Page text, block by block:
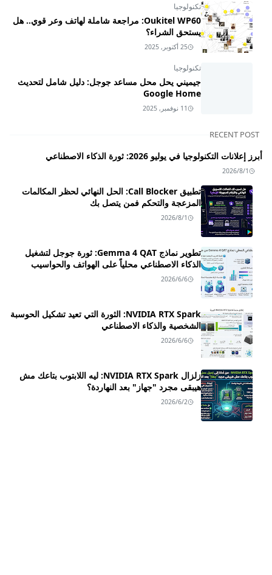
تكنولوجيا
Oukitel WP60: مراجعة شاملة لهاتف وعر قوي.. هل
يستحق الشراء؟
25 أكتوبر, 2025
تكنولوجيا
جيميني يحل محل مساعد جوجل: دليل شامل لتحديث
Google Home
11 نوفمبر, 2025
RECENT POST
أبرز إعلانات التكنولوجيا في يوليو 2026: ثورة الذكاء الاصطناعي
2026/8/1
تطبيق Call Blocker: الحل النهائي لحظر المكالمات
المزعجة والتحكم فمن يتصل بك
2026/8/1
تطوير نماذج Gemma 4 QAT: ثورة جوجل لتشغيل
الذكاء الاصطناعي محلياً على الهواتف والحواسيب
2026/6/6
NVIDIA RTX Spark: الثورة التي تعيد تشكيل الحوسبة
الشخصية والذكاء الاصطناعي
2026/6/6
زلزال NVIDIA RTX Spark: ليه اللابتوب بتاعك مش
هيبقى مجرد "جهاز" بعد النهاردة؟
2026/6/2